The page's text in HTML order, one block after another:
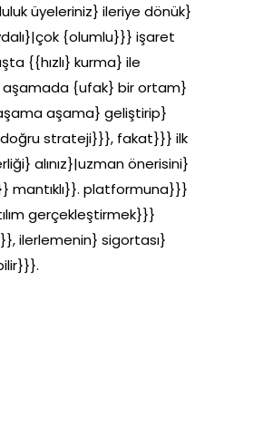
üyeleriniz} ileriye dönük}
{olumlu}}} işaret
{{hızlı} kurma} ile
aşamada {ufak} bir ortam}
aşama} geliştirip}
strateji}}}, fakat}}} ilk
alınız}|uzman önerisini}
mantıklı}}. platformuna}}}
gerçekleştirmek}}}
ilerlemenin} sigortası}